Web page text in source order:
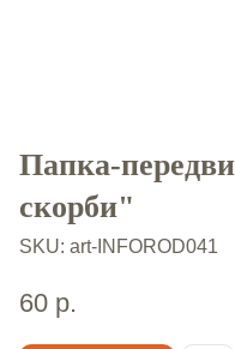
Папка-
скорби"
SKU: art-INFOROD041
60 р.